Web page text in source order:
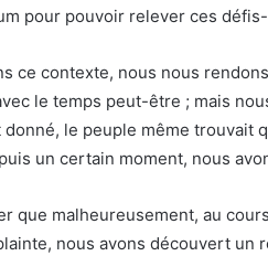
pour pouvoir relever ces
ce contexte, nous nous
le temps peut-être ; mais
donné, le peuple même trouvait
un certain moment, nous
que malheureusement, au
nous avons découvert un